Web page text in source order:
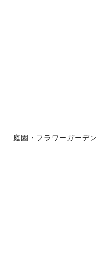
庭園・フラワーガーデン